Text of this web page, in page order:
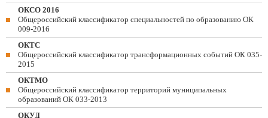
ОКСО 2016
Общероссийский классификатор специальностей по образованию ОК
009-2016
ОКТС
Общероссийский классификатор трансформационных событий ОК 035-
2015
ОКТМО
Общероссийский классификатор территорий муниципальных
образований ОК 033-2013
ОКУД